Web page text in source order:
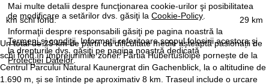
Mai multe detalii despre funcţionarea cookie-urilor şi posibilitatea
de modificare a setărilor dvs. găsiţi laCookie-Policy
Informaţii despre responsabili găsiţi pe pagina noastră la
Termeni şi condiţii. Informaţii referitoare scopul folosirii acestora şi
la drepturile dvs. găsiţi pe pagina noastră dedicată
Protecţiei Datelor.
ă
29 km
km schi fond:
Un total de 29 km de pârtii de dificultate medie așteaptă pasionații de
schi fond în împrejurimile zonei. Pârtia Hubertusloipe pornește de la
Centrul Parcului Natural Kaunergrat din Gachenblick, la o altitudine de
1.690 m, și se întinde pe aproximativ 8 km. Traseul include o urcare